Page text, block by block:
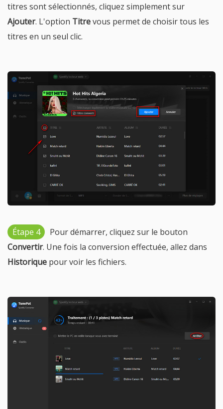
titres sont sélectionnés, cliquez simplement sur
Ajouter. L'option Titrevous permet de choisir tous les
titres en un seul clic.
Étape 4
Pour démarrer, cliquez sur le bouton
Convertir. Une fois la conversion effectuée, allez dans
Historique pour voir les fichiers.